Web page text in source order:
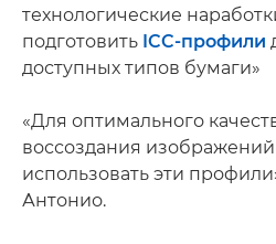
технологические
подготовить ICC-профили
доступных типов бумаги»
«Для оптимального
воссоздания
использовать эти
Антонио.